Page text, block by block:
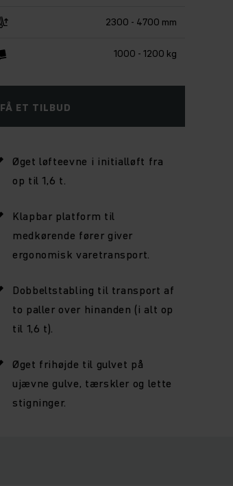
2300 - 4700 mm
1000 - 1200 kg
FÅ ET TILBUD
Øget løfteevne i initialløft fra
op til 1,6 t.
Klapbar platform til
medkørende fører giver
ergonomisk varetransport.
Dobbeltstabling til transport af
to paller over hinanden (i alt op
til 1,6 t).
Øget frihøjde til gulvet på
ujævne gulve, tærskler og lette
stigninger.